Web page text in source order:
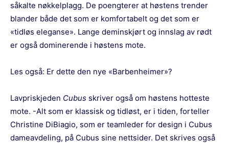
såkalte nøkkelplagg. De poengterer at høstens trender
blander både det som er komfortabelt og det som er
«tidløs eleganse». Lange deminskjørt og innslag av rødt
er også dominerende i høstens mote.
Les også: Er dette den nye «Barbenheimer»?
Lavpriskjeden Cubus skriver også om høstens hotteste
mote. -Alt som er klassisk og tidløst, er i tiden, forteller
Christine DiBiagio, som er teamleder for design i Cubus
dameavdeling, på Cubus sine nettsider. Det skrives også